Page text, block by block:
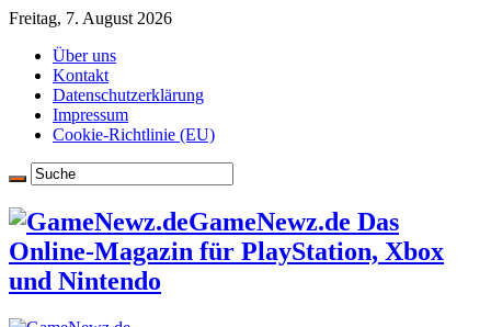
Freitag, 7. August 2026
Über uns
Kontakt
Datenschutzerklärung
Impressum
Cookie-Richtlinie (EU)
GameNewz.de Das
Online-Magazin für PlayStation, Xbox
und Nintendo